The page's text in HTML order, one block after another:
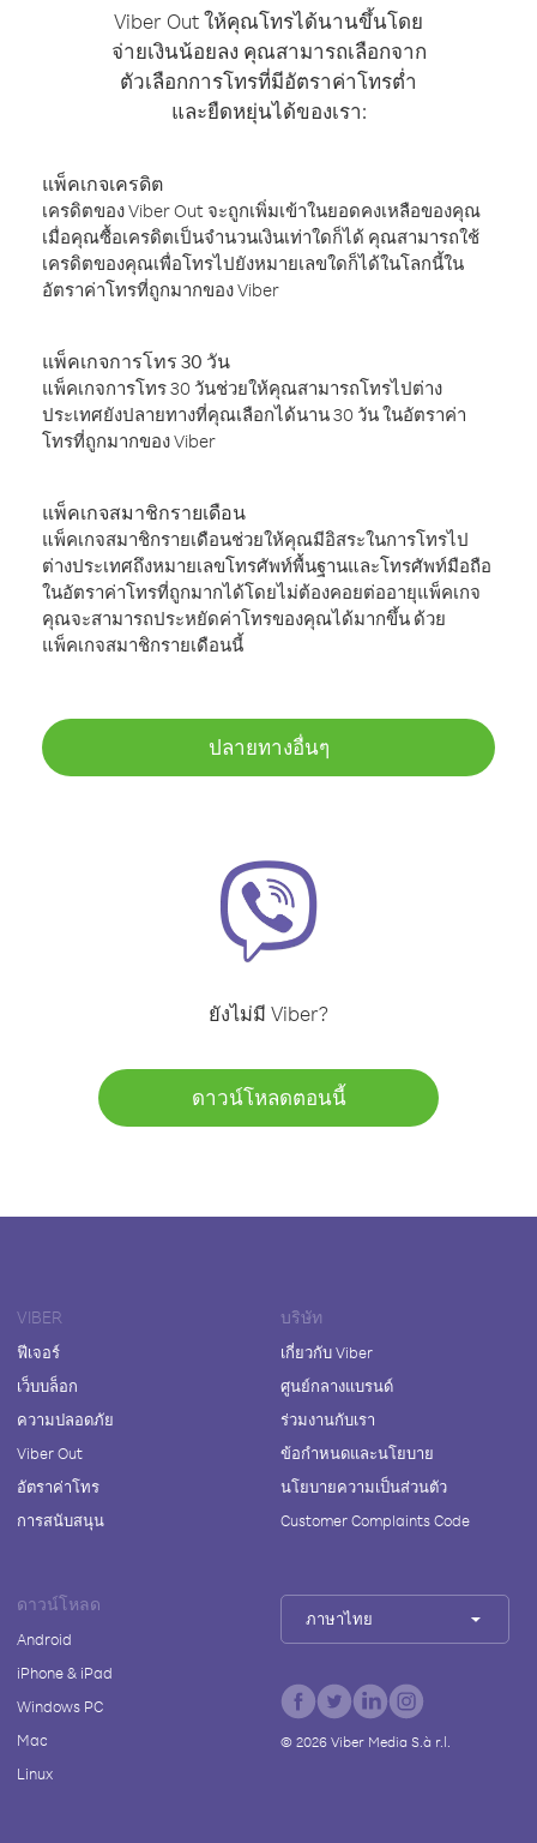
Viber Out ให้คุณโทรได้นานขึ้นโดย
จ่ายเงินน้อยลง คุณสามารถเลือกจาก
ตัวเลือกการโทรที่มีอัตราค่าโทรต่ำ
และยืดหยุ่นได้ของเรา:
แพ็คเกจเครดิต
เครดิตของ Viber Out จะถูกเพิ่มเข้าในยอดคงเหลือของคุณ
เมื่อคุณซื้อเครดิตเป็นจำนวนเงินเท่าใดก็ได้ คุณสามารถใช้
เครดิตของคุณเพื่อโทรไปยังหมายเลขใดก็ได้ในโลกนี้ใน
อัตราค่าโทรที่ถูกมากของ Viber
แพ็คเกจการโทร 30 วัน
แพ็คเกจการโทร 30 วันช่วยให้คุณสามารถโทรไปต่าง
ประเทศยังปลายทางที่คุณเลือกได้นาน 30 วัน ในอัตราค่า
โทรที่ถูกมากของ Viber
แพ็คเกจสมาชิกรายเดือน
แพ็คเกจสมาชิกรายเดือนช่วยให้คุณมีอิสระในการโทรไป
ต่างประเทศถึงหมายเลขโทรศัพท์พื้นฐานและโทรศัพท์มือถือ
ในอัตราค่าโทรที่ถูกมากได้โดยไม่ต้องคอยต่ออายุแพ็คเกจ
คุณจะสามารถประหยัดค่าโทรของคุณได้มากขึ้น ด้วย
แพ็คเกจสมาชิกรายเดือนนี้
ปลายทางอื่นๆ
ยังไม่มี Viber?
ดาวน์โหลดตอนนี้
VIBER
ฟีเจอร์
เว็บบล็อก
ความปลอดภัย
Viber Out
อัตราค่าโทร
การสนับสนุน
บริษัท
เกี่ยวกับ Viber
ศูนย์กลางแบรนด์
ร่วมงานกับเรา
ข้อกำหนดและนโยบาย
นโยบายความเป็นส่วนตัว
Customer Complaints Code
ดาวน์โหลด
Android
iPhone & iPad
Windows PC
Mac
Linux
ภาษาไทย
© 2026Viber Media S.à r.l.